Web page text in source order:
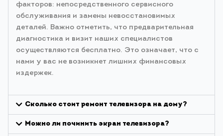
факторов: непосредственного сервисного
обслуживания и замены невосстановимых
деталей. Важно отметить, что предварительная
диагностика и визит наших специалистов
осуществляются бесплатно. Это означает, что с
нами у вас не возникнет лишних финансовых
издержек.
Сколько стоит ремонт телевизора на дому?
Можно ли починить экран телевизора?